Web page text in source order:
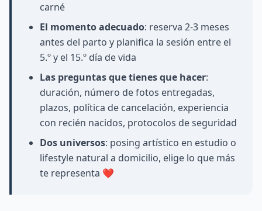
carné
El momento adecuado: reserva 2-3 meses
antes del parto y planifica la sesión entre el
5.º y el 15.º día de vida
Las preguntas que tienes que hacer:
duración, número de fotos entregadas,
plazos, política de cancelación, experiencia
con recién nacidos, protocolos de seguridad
Dos universos: posing artístico en estudio o
lifestyle natural a domicilio, elige lo que más
te representa ❤️